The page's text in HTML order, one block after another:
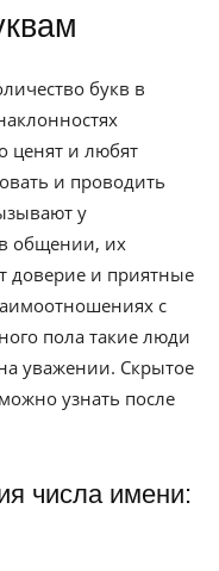
букв в
ценят и любят
и проводить
у
в общении, их
доверие и приятные
с
пола такие люди
уважении. Скрытое
узнать после
числа имени: